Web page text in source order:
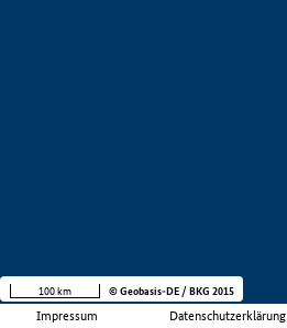
Impressum Datenschutzerklärung
100 km © Geobasis-DE / BKG 2015